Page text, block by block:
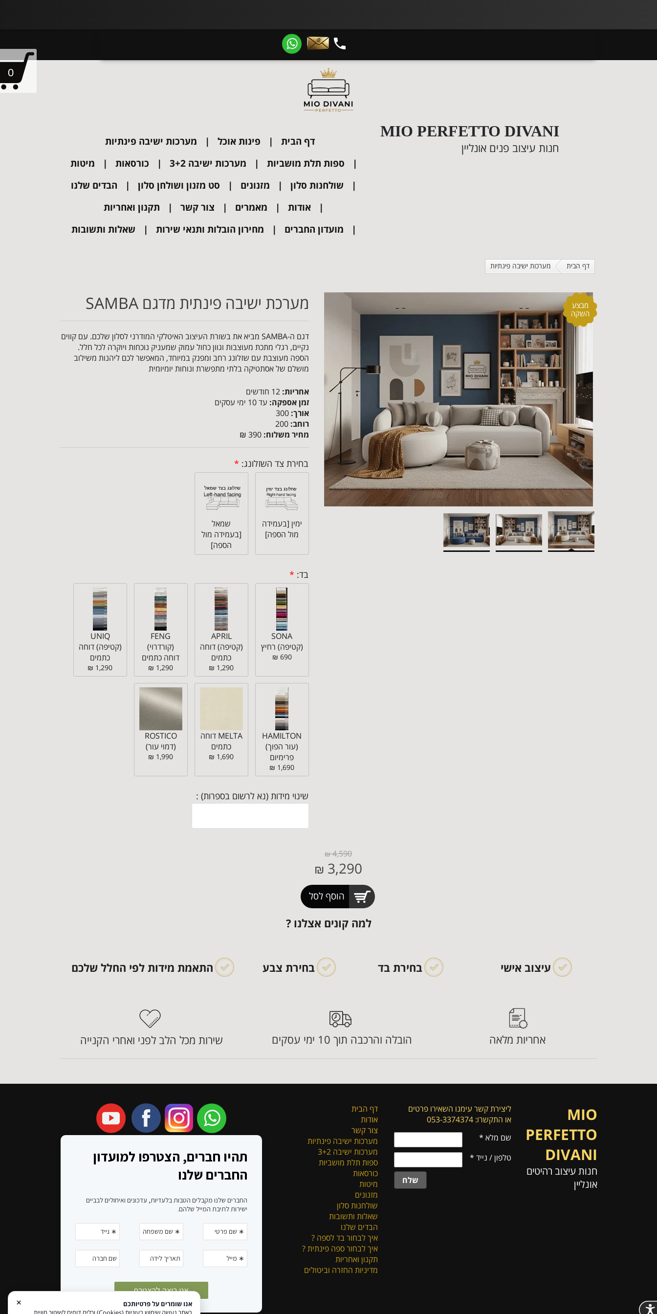
​​​​​​​
MIO PERFETTO DIVANI
חנות עיצוב פנים אונליין דף הבית פינות אוכל
מערכות ישיבה פינתיות
ספות תלת מושביות
מערכות ישיבה 3+2 כורסאות
מיטות
שולחנות סלון
מזנונים סט מזנון ושולחן סלון
הבדים שלנו
אודות
מאמרים צור קשר
תקנון ואחריות
מועדון החברים
מחירון הובלות ותנאי שירות שאלות ותשובות
דף הבית מערכות ישיבה פינתיות
מבצע
השקה
מערכת ישיבה פינתית מדגם SAMBA
דגם ה-SAMBA מביא את בשורת העיצוב האיטלקי המודרני לסלון שלכם. עם קווים
נקיים, רגלי מתכת מעוצבות וגוון כחול עמוק שמעניק נוכחות ויוקרה לכל חלל.
הספה מעוצבת עם שזלונג רחב ומפנק במיוחד, המאפשר לכם ליהנות משילוב
מושלם של אסתטיקה בלתי מתפשרת ונוחות יומיומית
אחריות: 12 חודשים
זמן אספקה: עד 10 ימי עסקים
אורך: 300
רוחב: 200
מחיר משלוח: 390 ₪
בחירת צד השזלונג: *
ימין [בעמידה
מול הספה]
שמאל
[בעמידה מול
הספה]
בד: *
SONA
(קטיפה) רחיץ
690 ₪
APRIL
(קטיפה) דוחה
כתמים
1,290 ₪
FENG
(קורדרוי)
דוחה כתמים
1,290 ₪
UNIQ
(קטיפה) דוחה
כתמים
1,290 ₪
HAMILTON
(עור הפוך)
פרימיום
1,690 ₪
MELTA דוחה
כתמים
1,690 ₪
ROSTICO
(דמוי עור)
1,990 ₪
שינוי מידות (נא לרשום בספרות) :
4,590
₪
3,290
₪
הוסף לסל
למה קונים אצלנו ?
עיצוב אישי בחירת בד בחירת צבע התאמת מידות לפי החלל שלכם
אחריות מלאה הובלה והרכבה תוך 10 ימי עסקים שירות מכל הלב לפני ואחרי הקנייה
MIO
PERFETTO
DIVANI
חנות עיצוב רהיטים
אונליין
ליצירת קשר עימנו השאירו פרטים
או התקשרו: 053-3374374
שם מלא*
טלפון / נייד*
שלח
דף הבית
אודות
צור קשר
מערכות ישיבה פינתיות
מערכות ישיבה 3+2
ספות תלת מושביות
כורסאות
מיטות
מזנונים
שולחנות סלון
שאלות ותשובות
הבדים שלנו
איך לבחור בד לספה ?
איך לבחור ספה פינתית ?
תקנון ואחריות
מדיניות החזרה וביטולים
0
×
אנו שומרים על פרטיותכם